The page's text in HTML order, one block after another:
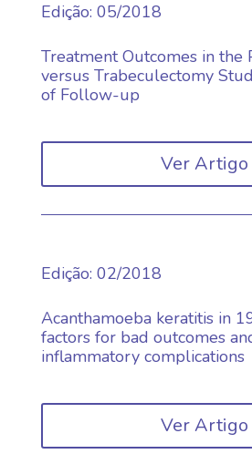
Edição: 05/2018
Treatment Outcomes in the
versus Trabeculectomy
of Follow-up
Ver Artigo
Edição: 02/2018
Acanthamoeba keratitis in
factors for bad outcomes
inflammatory complications
Ver Artigo